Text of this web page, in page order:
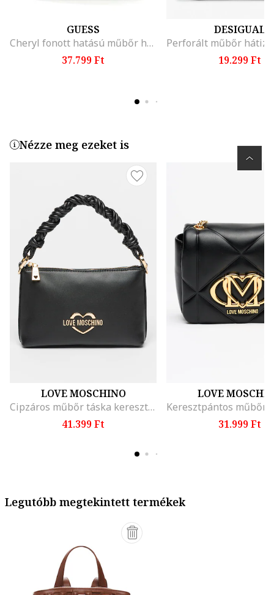
GUESS
Cheryl fonott hatású műbőr hátizsák, Fekete
37.799 Ft
DESIGUAL
19.299 Ft
Nézze meg ezeket is
LOVE MOSCHINO
Cipzáros műbőr táska keresztpánttal és logóval, Fekete
41.399 Ft
LOVE
31.999 Ft
Legutóbb megtekintett termékek